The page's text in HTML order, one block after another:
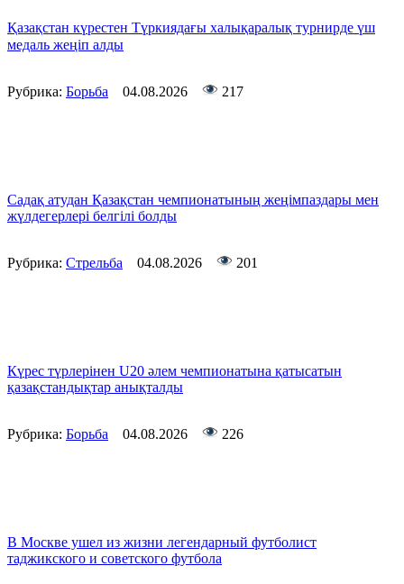
Қазақстан күрестен Түркиядағы халықаралық турнирде үш
медаль жеңіп алды
Рубрика: Борьба 04.08.2026 217
Садақ атудан Қазақстан чемпионатының жеңімпаздары мен
жүлдегерлері белгілі болды
Рубрика: Стрельба 04.08.2026 201
Күрес түрлерінен U20 әлем чемпионатына қатысатын
қазақстандықтар анықталды
Рубрика: Борьба 04.08.2026 226
В Москве ушел из жизни легендарный футболист
таджикского и советского футбола